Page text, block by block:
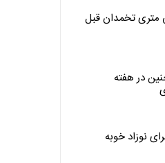
میلی متری تخمدان قبل
در هفته
نوزاد خوبه